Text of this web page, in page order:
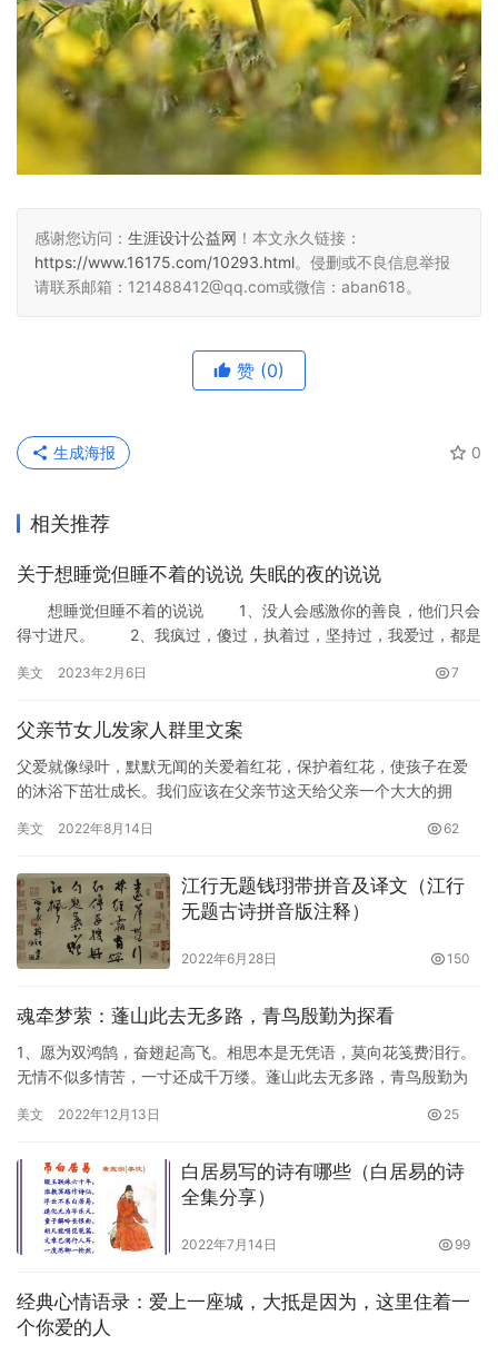
感谢您访问： 生涯设计公益网 ！本文永久链接：
https://www.16175.com/10293.html。侵删或不良信息举报
请联系邮箱：121488412@qq.com或微信：aban618。
赞 (0)
0
生成海报
相关推荐
关于想睡觉但睡不着的说说 失眠的夜的说说
想睡觉但睡不着的说说 1、没人会感激你的善良，他们只会
得寸进尺。 2、我疯过，傻过，执着过，坚持过，我爱过，都是
美文 2023年2月6日 7
父亲节女儿发家人群里文案
父爱就像绿叶，默默无闻的关爱着红花，保护着红花，使孩子在爱
的沐浴下茁壮成长。我们应该在父亲节这天给父亲一个大大的拥
家喜欢可…
美文 2022年8月14日 62
江行无题钱珝带拼音及译文（江行
无题古诗拼音版注释）
2022年6月28日 150
魂牵梦萦：蓬山此去无多路，青鸟殷勤为探看
1、愿为双鸿鹄，奋翅起高飞。相思本是无凭语，莫向花笺费泪行。
无情不似多情苦，一寸还成千万缕。蓬山此去无多路，青鸟殷勤为
…
美文 2022年12月13日 25
白居易写的诗有哪些（白居易的诗
全集分享）
2022年7月14日 99
经典心情语录：爱上一座城，大抵是因为，这里住着一
个你爱的人